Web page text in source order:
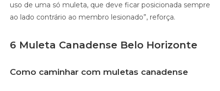
uso de uma só muleta, que deve ficar posicionada sempre
ao lado contrário ao membro lesionado”, reforça.
6 Muleta Canadense Belo Horizonte
Como caminhar com muletas canadense